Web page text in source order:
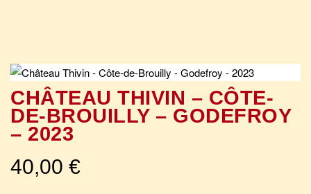
CHÂTEAU THIVIN – CÔTE-
DE-BROUILLY – GODEFROY
– 2023
40,00 €